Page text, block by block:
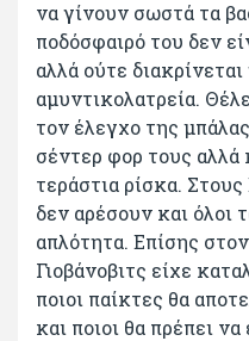
να γίνουν σωστά τα
ποδόσφαιρό του δεν
αλλά ούτε
αμυντικολατρεία.
τον έλεγχο της
σέντερ φορ τους αλλά
τεράστια ρίσκα.
δεν αρέσουν και όλοι
απλότητα. Επίσης
Γιοβάνοβιτς είχε
ποιοι παίκτες θα
και ποιοι θα πρέπει